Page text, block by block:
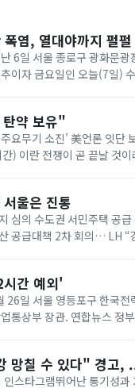
염, 열대야까지 펄펄
6일 서울 종로구 광화문
이자 금요일인 오늘(7일)
약 보유"
요무기 소진' 美언론 잇단
) 이란 전쟁이 곧 끝날 것
울은 진통
심의 수도권 서민주택 공
공급대책 2차 회의… LH “
간 예외'
일 서울 영등포구 한국
통상부 장관. 연합뉴스 정
망칠 수 있다" 경고,
스타그램뛰어난 통기성